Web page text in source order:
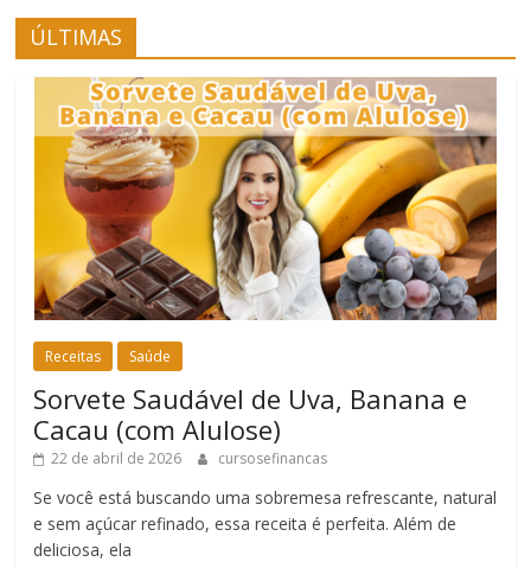
ÚLTIMAS
Receitas Saúde
Sorvete Saudável de Uva, Banana e
Cacau (com Alulose)
22 de abril de 2026 cursosefinancas
Se você está buscando uma sobremesa refrescante, natural
e sem açúcar refinado, essa receita é perfeita. Além de
deliciosa, ela